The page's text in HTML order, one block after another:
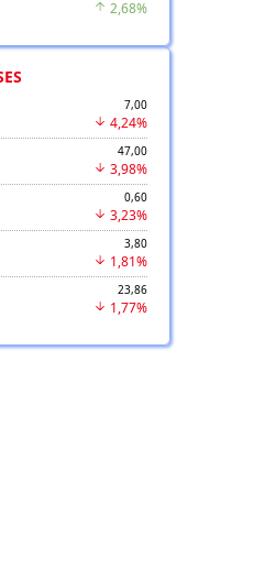
2,68%
7,00
4,24%
47,00
3,98%
0,60
3,23%
3,80
1,81%
23,86
1,77%